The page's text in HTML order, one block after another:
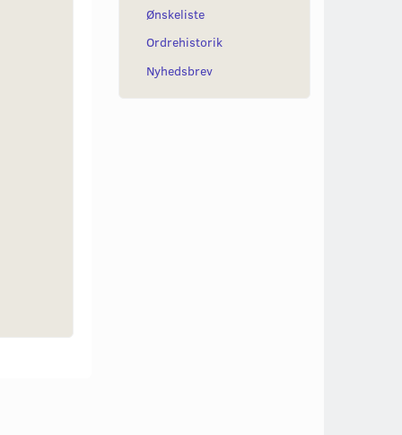
Ønskeliste
Ordrehistorik
Nyhedsbrev